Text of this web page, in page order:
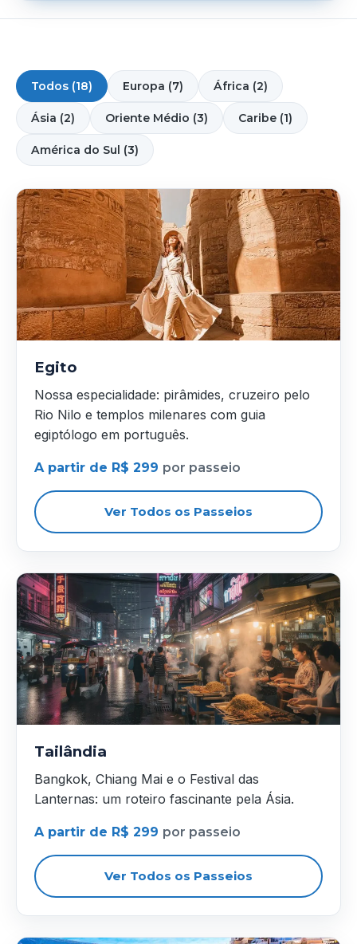
Todos (18) Europa (7) África (2)
Ásia (2) Oriente Médio (3) Caribe (1)
América do Sul (3)
Egito
Nossa especialidade: pirâmides, cruzeiro pelo
Rio Nilo e templos milenares com guia
egiptólogo em português.
A partir de R$ 299 por passeio
Ver Todos os Passeios
Tailândia
Bangkok, Chiang Mai e o Festival das
Lanternas: um roteiro fascinante pela Ásia.
A partir de R$ 299 por passeio
Ver Todos os Passeios